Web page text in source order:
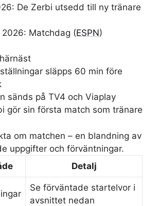
De Zerbi utsedd till ny tränare
2026: Matchdag (ESPN)
släpps 60 min före
sänds på TV4 och Viaplay
gör sin första match som tränare
om matchen – en blandning av
uppgifter och förväntningar.
Detalj
Se förväntade startelvor i
avsnittet nedan